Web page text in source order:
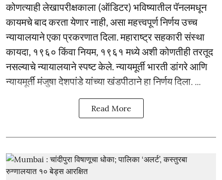
कोणत्याही लेखापरीक्षकाला (ऑडिटर) भविष्यातील पॅनलमधून
कायमचे बाद करता येणार नाही, असा महत्त्वपूर्ण निर्णय उच्च
न्यायालयाने एका प्रकरणात दिला. महाराष्ट्र सहकारी संस्था
कायदा, १९६० किंवा नियम, १९६१ मध्ये अशी कोणतीही तरतूद
नसल्याचे न्यायालयाने स्पष्ट केले. न्यायमूर्ती भारती डांगरे आणि
न्यायमूर्ती मंजुषा देशपांडे यांच्या खंडपीठाने हा निर्णय दिला. ...
Read More